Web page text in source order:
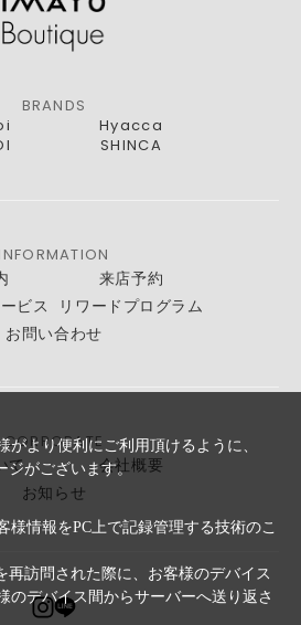
BRANDS
Hyacca
SHINCA
来店予約
ビス
リワードプログラム
お問い合わせ
CORPORATE
て
会社概要
お知らせ
がより便利にご利用頂けるように、
ジがございます。
様情報をPC上で記録管理する技術のこ
再訪問された際に、お客様のデバイス
のデバイス間からサーバーへ送り返さ